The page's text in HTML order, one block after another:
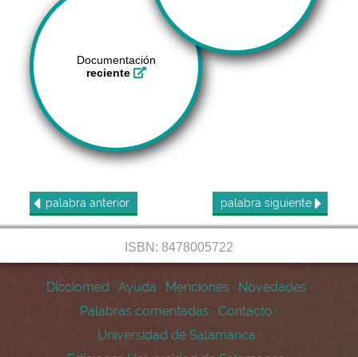
Documentación
reciente
palabra anterior palabra siguiente
ISBN: 8478005722
Dicciomed · Ayuda · Menciones · Novedades ·
Palabras comentadas · Contacto ·
Universidad de Salamanca ·